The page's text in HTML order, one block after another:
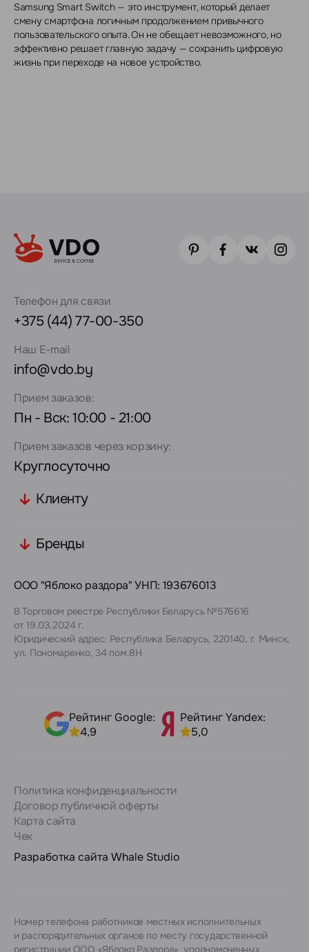
Samsung Smart Switch — это инструмент, который делает
смену смартфона логичным продолжением привычного
пользовательского опыта. Он не обещает невозможного, но
эффективно решает главную задачу — сохранить цифровую
жизнь при переходе на новое устройство.
Телефон для связи
+375 (44) 77-00-350
Наш E-mail
info@vdo.by
Прием заказов:
Пн - Вск: 10:00 - 21:00
Прием заказов через корзину:
Круглосуточно
Клиенту
Бренды
ООО "Яблоко раздора" УНП: 193676013
В Торговом реестре Республики Беларусь №576616
от 19.03.2024 г.
Юридический адрес: Республика Беларусь, 220140, г. Минск,
ул. Пономаренко, 34 пом.8Н
Рейтинг Google:
4,9
Рейтинг Yandex:
5,0
Политика конфиденциальности
Договор публичной оферты
Карта сайта
Чек
Разработка сайта Whale Studio
Номер телефона работников местных исполнительных
и распорядительных органов по месту государственной
регистрации ООО «Яблоко Раздора», уполномоченных